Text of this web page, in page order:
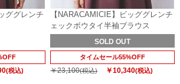
ググレンチ
(税込)
【NARACAMICIE】ビッググレンチ
ェックボウタイ半袖ブラウス
SOLD OUT
タイムセール55%OFF
￥23,100(税込) ￥10,340(税込)